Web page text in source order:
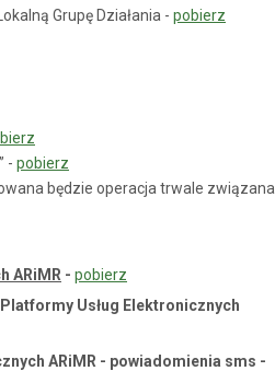
Grupę Działania - pobierz
- pobierz
będzie operacja trwale związana
ARiMR - pobierz
Usług Elektronicznych
ARiMR - powiadomienia sms -